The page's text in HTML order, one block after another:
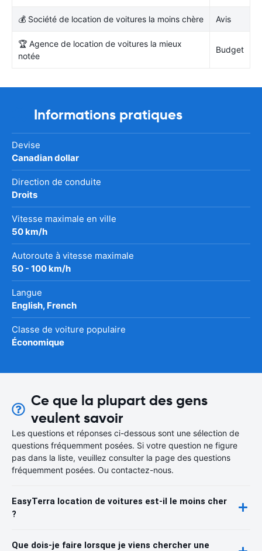
💰 Société de location de voitures la moins chère Avis
🏆 Agence de location de voitures la mieux
notée
Budget
Informations pratiques
Devise
Canadian dollar
Direction de conduite
Droits
Vitesse maximale en ville
50 km/h
Autoroute à vitesse maximale
50 - 100 km/h
Langue
English, French
Classe de voiture populaire
Économique
Ce que la plupart des gens
veulent savoir
Les questions et réponses ci-dessous sont une sélection de
questions fréquemment posées. Si votre question ne figure
pas dans la liste, veuillez consulter la page des questions
fréquemment posées. Ou contactez-nous.
EasyTerra location de voitures est-il le moins cher
?
Que dois-je faire lorsque je viens chercher une